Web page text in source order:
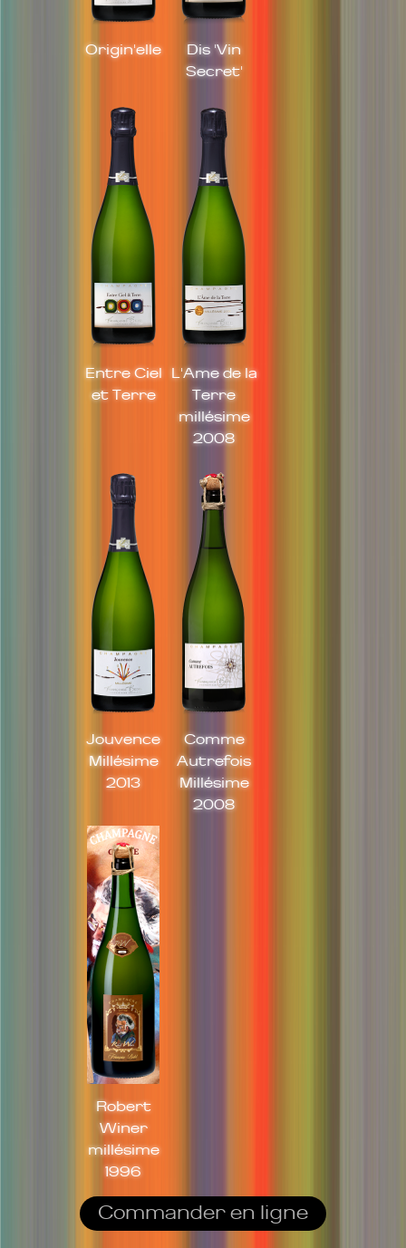
Origin'elle
Dis 'Vin
Secret'
Entre Ciel
et Terre
L'Ame de la
Terre
millésime
2008
Jouvence
Millésime
2013
Comme
Autrefois
Millésime
2008
Robert
Winer
millésime
1996
Commander en ligne